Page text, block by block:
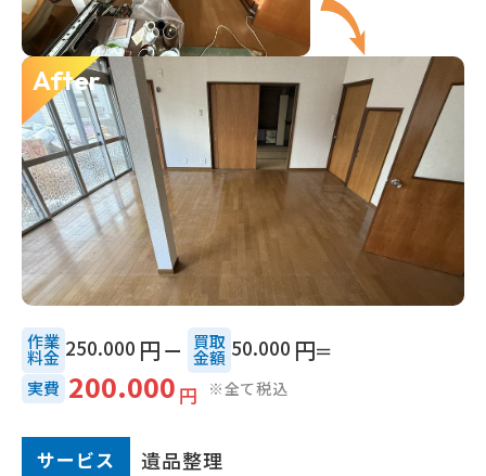
After
作業
料金 250.000 円 買取
⾦額 50.000 円
実費 200.000 円 ※全て税込
サービス 遺品整理